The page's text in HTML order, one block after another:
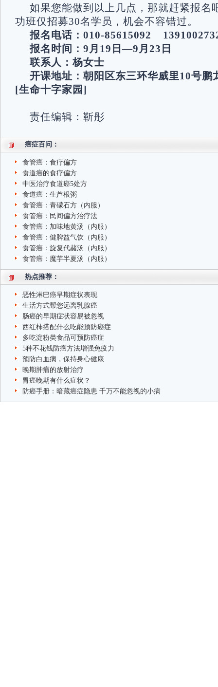
如果您能做到以上几点，那就赶紧报名
功班仅招募30名学员，机会不容错过。
报名电话：010-85615092
报名时间：9月19日—9月23日
联系人：杨女士
开课地址：朝阳区东三环华威里10号鹏
[生命十字家园]
责任编辑：靳彤
癌症百问：
食管癌：食疗偏方
食道癌的食疗偏方
中医治疗食道癌5处方
食道癌：生芦根粥
食管癌：青礞石方（内服）
食管癌：民间偏方治疗法
食管癌：加味地黄汤（内服）
食管癌：健脾益气饮（内服）
食管癌：旋复代赭汤（内服）
食管癌：魔芋半夏汤（内服）
热点推荐：
恶性淋巴癌早期症状表现
生活方式帮您远离乳腺癌
肠癌的早期症状容易被忽视
西红柿搭配什么吃能预防癌症
多吃淀粉类食品可预防癌症
5种不花钱防癌方法增强免疫力
预防白血病，保持身心健康
晚期肿瘤的放射治疗
胃癌晚期有什么症状？
防癌手册：暗藏癌症隐患 千万不能忽视的小病